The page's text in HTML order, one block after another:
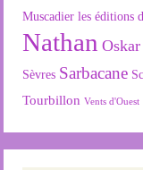
Muscadier les éditions
Nathan Oskar
Sèvres Sarbacane
Tourbillon Vents d'Ouest